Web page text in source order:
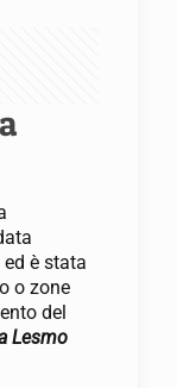
è stata
o zone
del
Lesmo